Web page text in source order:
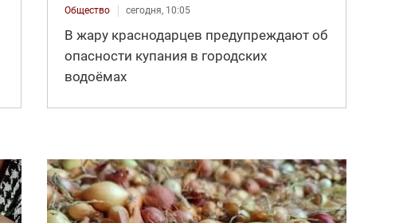
Общество сегодня, 10:05
В жару краснодарцев предупреждают об
опасности купания в городских
водоёмах